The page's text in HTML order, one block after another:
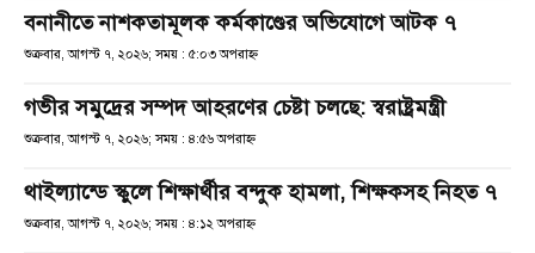
বনানীতে নাশকতামূলক কর্মকাণ্ডের অভিযোগে আটক ৭
শুক্রবার, আগস্ট ৭, ২০২৬; সময় : ৫:০৩ অপরাহ্ণ
গভীর সমুদ্রের সম্পদ আহরণের চেষ্টা চলছে: স্বরাষ্ট্রমন্ত্রী
শুক্রবার, আগস্ট ৭, ২০২৬; সময় : ৪:৫৬ অপরাহ্ণ
থাইল্যান্ডে স্কুলে শিক্ষার্থীর বন্দুক হামলা, শিক্ষকসহ নিহত ৭
শুক্রবার, আগস্ট ৭, ২০২৬; সময় : ৪:১২ অপরাহ্ণ